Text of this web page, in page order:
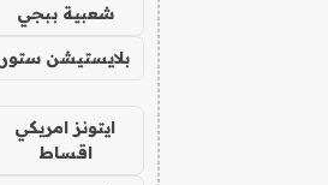
شعبية ببجي
بلايستيشن ستور
ايتونز امريكي
اقساط